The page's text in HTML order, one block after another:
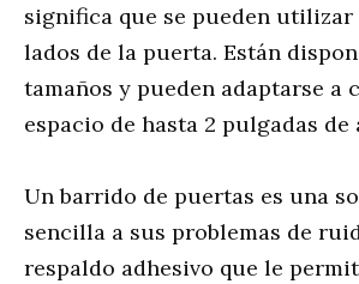
significa que se pueden utilizar
lados de la puerta. Están
tamaños y pueden adaptarse a
espacio de hasta 2 pulgadas de
Un barrido de puertas es una
sencilla a sus problemas de
respaldo adhesivo que le